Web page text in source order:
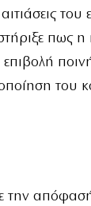
του
πως
του
την